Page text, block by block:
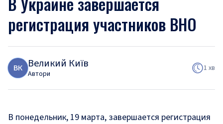
регистрация участников ВНО
ВК Великий Київ
Автори
1 хв
В понедельник, 19 марта, завершается регистрация